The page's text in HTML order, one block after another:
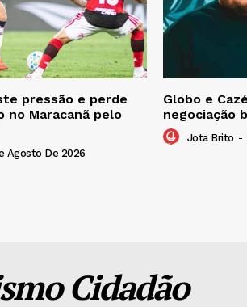
pressão e perde
no Maracanã pelo
Agosto De 2026
Globo e
negociação
Jota Brito -
Cidadão